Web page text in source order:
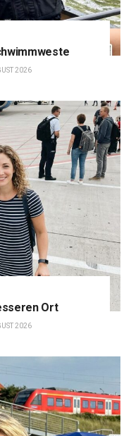
2026
Ort
2026